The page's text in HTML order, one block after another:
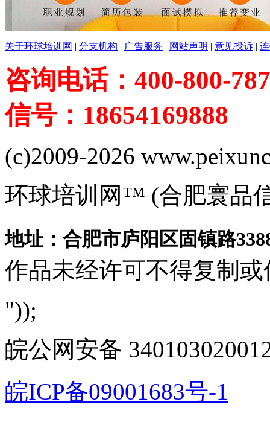
关于环球培训网 | 分支机构 | 广告服务 | 网站声明 | 意见投诉 |
咨询电话：400-800-
信号：18654169888
(c)2009-2026
环球培训网™ (合肥寰品
地址：合肥市庐阳区固镇路
作品未经许可不得复制或
"));
皖公网安备
皖ICP备09001683号-1